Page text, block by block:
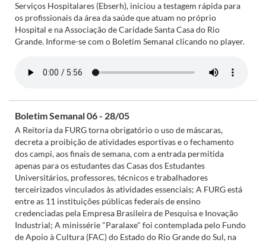
Serviços Hospitalares (Ebserh), iniciou a testagem rápida para
os profissionais da área da saúde que atuam no próprio
Hospital e na Associação de Caridade Santa Casa do Rio
Grande. Informe-se com o Boletim Semanal clicando no player.
Boletim Semanal 06 - 28/05
A Reitoria da FURG torna obrigatório o uso de máscaras,
decreta a proibição de atividades esportivas e o fechamento
dos campi, aos finais de semana, com a entrada permitida
apenas para os estudantes das Casas dos Estudantes
Universitários, professores, técnicos e trabalhadores
terceirizados vinculados às atividades essenciais; A FURG está
entre as 11 instituições públicas federais de ensino
credenciadas pela Empresa Brasileira de Pesquisa e Inovação
Industrial; A minissérie "Paralaxe" foi contemplada pelo Fundo
de Apoio à Cultura (FAC) do Estado do Rio Grande do Sul, na